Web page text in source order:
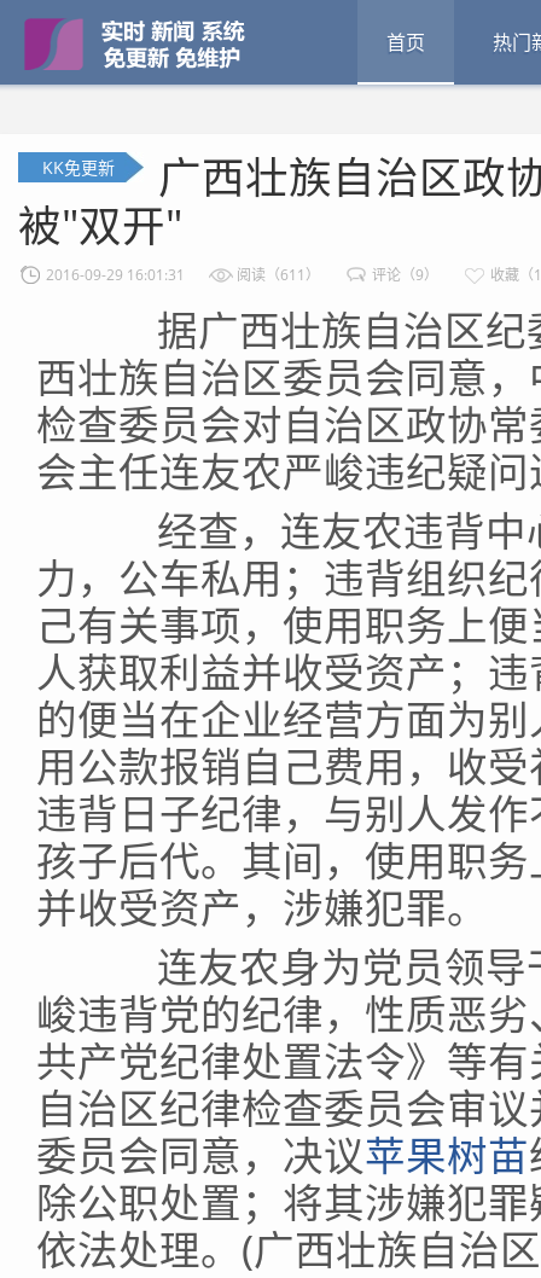
首页 热门
KK免更新
广西壮族自治区政
被"双开"
2016-09-29 16:01:31 阅读（611） 评论（9） 收藏（
据广西壮族自治区纪
西壮族自治区委员会同意
检查委员会对自治区政协
会主任连友农严峻违纪疑
经查，连友农违背中
力，公车私用；违背组织
己有关事项，使用职务上
人获取利益并收受资产；
的便当在企业经营方面为
用公款报销自己费用，收
违背日子纪律，与别人发
孩子后代。其间，使用职
并收受资产，涉嫌犯罪。
连友农身为党员领导
峻违背党的纪律，性质恶
共产党纪律处置法令》等
自治区纪律检查委员会审
委员会同意，决议苹果树苗
除公职处置；将其涉嫌犯
依法处理。(广西壮族自治